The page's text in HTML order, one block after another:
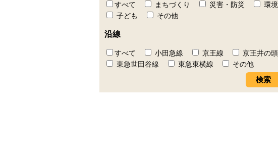
すべて まちづくり 災害・防災 環境
子ども
その他
沿線
すべて 小田急線 京王線 京王井の
東急世田谷線
東急東横線 その他